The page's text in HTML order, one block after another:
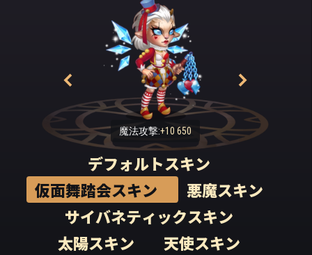
魔法攻撃:+10 650
デフォルトスキン
仮面舞踏会スキン
悪魔スキン
サイバネティックスキン
太陽スキン
天使スキン